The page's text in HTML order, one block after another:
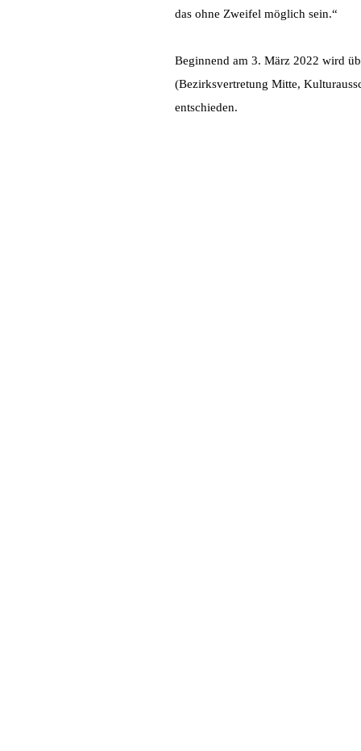
das ohne Zweifel möglich sein.“
Beginnend am 3. März 2022 wird
(Bezirksvertretung Mitte,
entschieden.